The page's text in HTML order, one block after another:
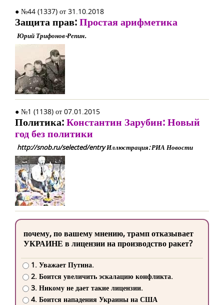
● №44 (1337) от 31.10.2018
Защита прав:Простая арифметика
Юрий Трифонов-Репин.
● №1 (1138) от 07.01.2015
Политика:Константин Зарубин: Новый
год без политики
http://snob.ru/selected/entry Иллюстрация: РИА Новости
почему, по вашему мнению, трамп отказывает
УКРАИНЕ в лицензии на производство ракет?
1. Уважает Путина.
2. Боится увеличить эскалацию конфликта.
3. Никому не дает такие лицензии.
4. Боится нападения Украины на США